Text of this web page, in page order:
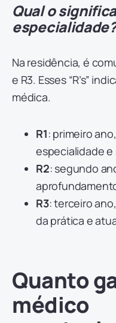
Qual o
Na residência, é
e R3. Esses “R’s”
médica.
R1: primeiro
especialidade e
R2: segundo
R3: terceiro
da prática e
Quanto
médico